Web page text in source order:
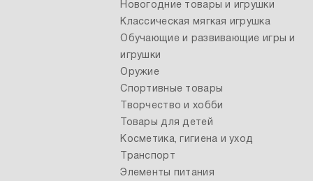
Новогодние товары и игрушки
Классическая мягкая игрушка
Обучающие и развивающие игры и
игрушки
Оружие
Спортивные товары
Творчество и хобби
Товары для детей
Косметика, гигиена и уход
Транспорт
Элементы питания